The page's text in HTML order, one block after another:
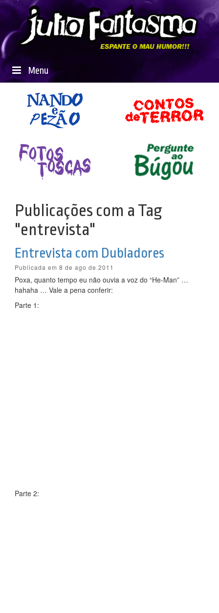
Menu
Publicações com a Tag
"entrevista"
Entrevista com Dubladores
Publicada em 8 de ago de 2011
Poxa, quanto tempo eu não ouvia a voz do “He-Man” …
hahaha … Vale a pena conferir:
Parte 1:
Parte 2: